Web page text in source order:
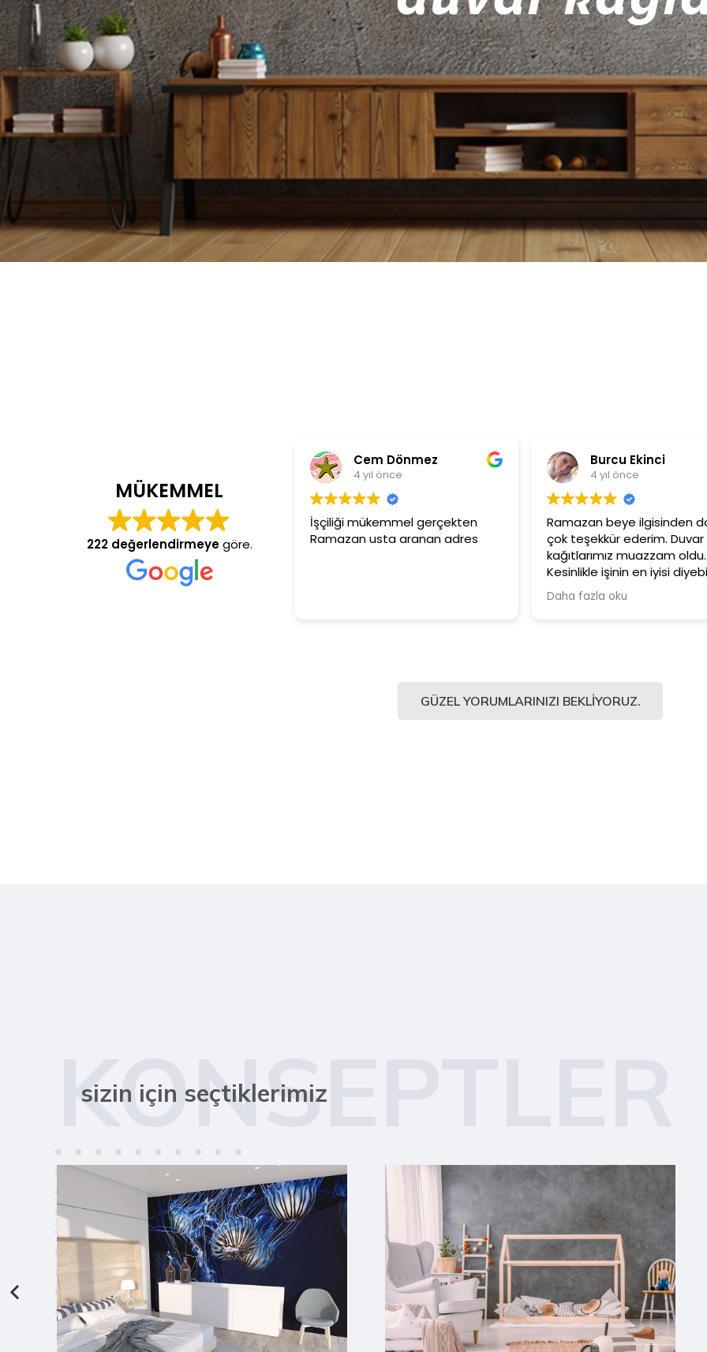
MÜKEMMEL
222 değerlendirmeyegöre.
İşçiliği mükemmel gerçekten
Ramazan usta aranan adres
Burcu Ekinci
Ramazan beye ilgisinden dolayı
çok teşekkür ederim. Duvar
kağıtlarımız muazzam oldu.
Kesinlikle işinin en iyisi diyebilirim.
Şiddetle tavsiye ediyorum.
Ürünler
Güler yüzlü
GÜZEL YORUMLARINIZI BEKLIYORUZ.
KONSEPTLER
sizin için seçtiklerimiz